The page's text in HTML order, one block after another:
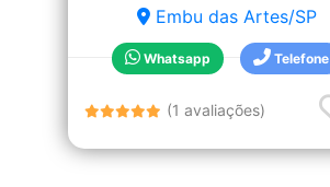
Embu das Artes/SP
Whatsapp Telefone
(1 avaliações)